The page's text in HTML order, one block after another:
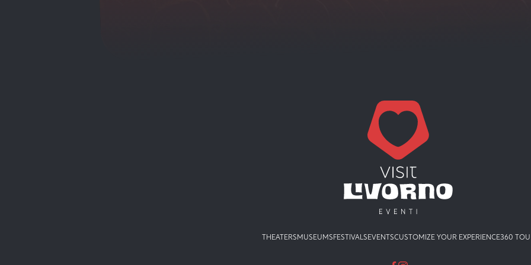
THEATERS MUSEUMS FESTIVALS EVENTSCUSTOMIZE YOUR EXPERIENCE360